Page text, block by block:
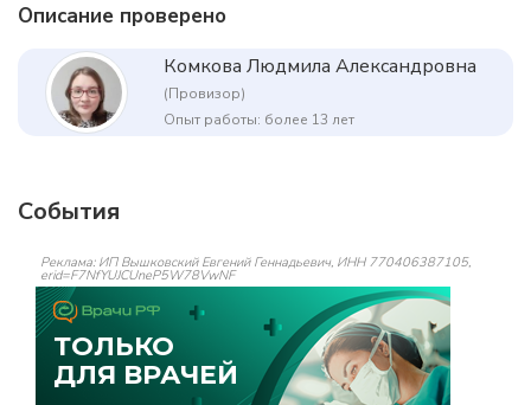
Описание проверено
Комкова Людмила Александровна
(Провизор)
Опыт работы: более 13 лет
События
Реклама: ИП Вышковский Евгений Геннадьевич, ИНН 770406387105,
erid=F7NfYUJCUneP5W78VwNF